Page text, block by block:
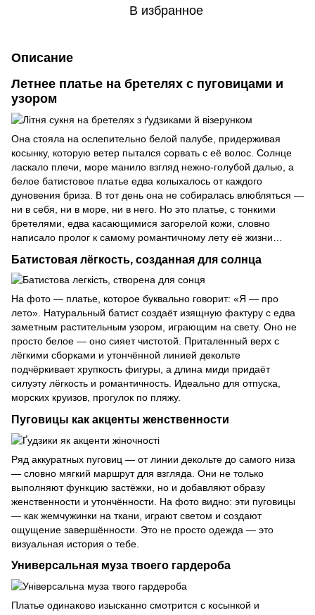
В избранное
Описание
Летнее платье на бретелях с пуговицами и
узором
Она стояла на ослепительно белой палубе, придерживая
косынку, которую ветер пытался сорвать с её волос. Солнце
ласкало плечи, море манило взгляд нежно-голубой далью, а
белое батистовое платье едва колыхалось от каждого
дуновения бриза. В тот день она не собиралась влюбляться —
ни в себя, ни в море, ни в него. Но это платье, с тонкими
бретелями, едва касающимися загорелой кожи, словно
написало пролог к самому романтичному лету её жизни…
Батистовая лёгкость, созданная для солнца
На фото — платье, которое буквально говорит: «Я — про
лето». Натуральный батист создаёт изящную фактуру с едва
заметным растительным узором, играющим на свету. Оно не
просто белое — оно сияет чистотой. Приталенный верх с
лёгкими сборками и утончённой линией декольте
подчёркивает хрупкость фигуры, а длина миди придаёт
силуэту лёгкость и романтичность. Идеально для отпуска,
морских круизов, прогулок по пляжу.
Пуговицы как акценты женственности
Ряд аккуратных пуговиц — от линии декольте до самого низа
— словно мягкий маршрут для взгляда. Они не только
выполняют функцию застёжки, но и добавляют образу
женственности и утончённости. На фото видно: эти пуговицы
— как жемчужинки на ткани, играют светом и создают
ощущение завершённости. Это не просто одежда — это
визуальная история о тебе.
Универсальная муза твоего гардероба
Платье одинаково изысканно смотрится с косынкой и